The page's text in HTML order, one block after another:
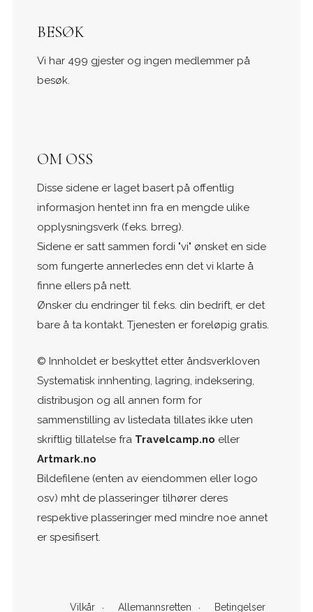
BESØK
Vi har 499 gjester og ingen medlemmer på
besøk.
OM OSS
Disse sidene er laget basert på offentlig
informasjon hentet inn fra en mengde ulike
opplysningsverk (f.eks. brreg).
Sidene er satt sammen fordi "vi" ønsket en side
som fungerte annerledes enn det vi klarte å
finne ellers på nett.
Ønsker du endringer til f.eks. din bedrift, er det
bare å ta kontakt. Tjenesten er foreløpig gratis.
© Innholdet er beskyttet etter åndsverkloven
Systematisk innhenting, lagring, indeksering,
distribusjon og all annen form for
sammenstilling av listedata tillates ikke uten
skriftlig tillatelse fra Travelcamp.no eller
Artmark.no
Bildefilene (enten av eiendommen eller logo
osv) mht de plasseringer tilhører deres
respektive plasseringer med mindre noe annet
er spesifisert.
Vilkår Allemannsretten Betingelser